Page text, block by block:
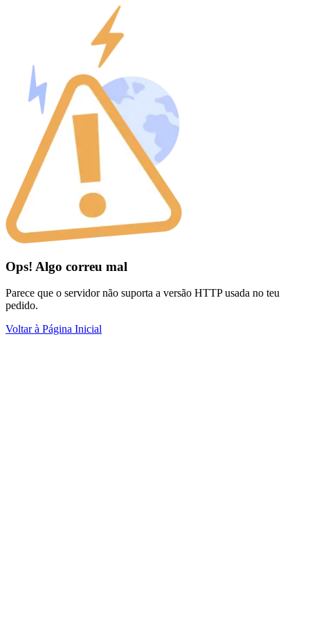
Ops! Algo correu mal
Parece que o servidor não suporta a versão HTTP usada no teu
pedido.
Voltar à Página Inicial